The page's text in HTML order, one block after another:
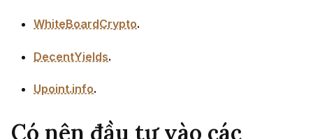
WhiteBoardCrypto.
DecentYields.
Upoint.info.
Có nên đầu tư vào các